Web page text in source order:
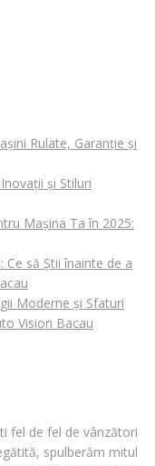
Rulate, Garanție și
și Stiluri
Mașina Ta în 2025:
Ce să Știi înainte de a
Moderne și Sfaturi
Vision Bacau
fel de fel de vânzători
spulberăm mitul